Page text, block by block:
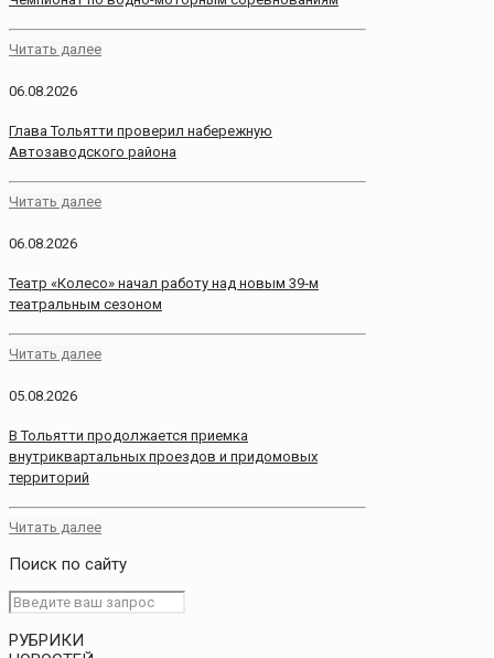
Читать далее
06.08.2026
Глава Тольятти проверил набережную
Автозаводского района
Читать далее
06.08.2026
Театр «Колесо» начал работу над новым 39‑м
театральным сезоном
Читать далее
05.08.2026
В Тольятти продолжается приемка
внутриквартальных проездов и придомовых
территорий
Читать далее
Поиск по сайту
РУБРИКИ